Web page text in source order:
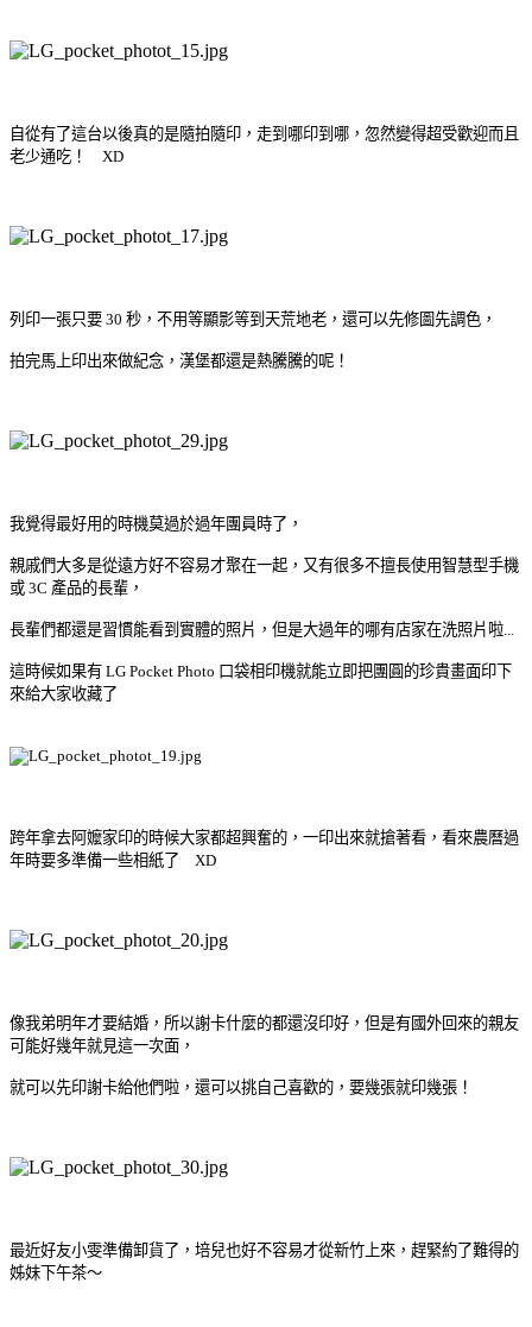
自從有了這台以後真的是隨拍隨印，走到哪印到哪，忽然變得超受歡迎而且
老少通吃！ XD
列印一張只要 30 秒，不用等顯影等到天荒地老，還可以先修圖先調色，
拍完馬上印出來做紀念，漢堡都還是熱騰騰的呢！
我覺得最好用的時機莫過於過年團員時了，
親戚們大多是從遠方好不容易才聚在一起，又有很多不擅長使用智慧型手機
或 3C 產品的長輩，
長輩們都還是習慣能看到實體的照片，但是大過年的哪有店家在洗照片啦...
這時候如果有 LG Pocket Photo 口袋相印機就能立即把團圓的珍貴畫面印下
來給大家收藏了
跨年拿去阿嬤家印的時候大家都超興奮的，一印出來就搶著看，看來農曆過
年時要多準備一些相紙了 XD
像我弟明年才要結婚，所以謝卡什麼的都還沒印好，但是有國外回來的親友
可能好幾年就見這一次面，
就可以先印謝卡給他們啦，還可以挑自己喜歡的，要幾張就印幾張！
最近好友小雯準備卸貨了，培兒也好不容易才從新竹上來，趕緊約了難得的
姊妹下午茶～